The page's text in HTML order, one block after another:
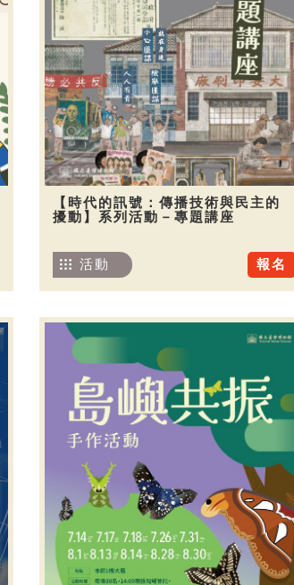
【時代的訊號：傳播技術與民主的
擾動】系列活動－專題講座
報名
活動